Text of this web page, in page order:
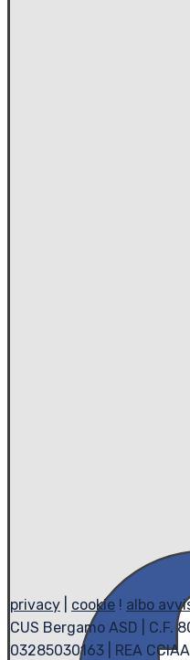
privacy cookie ! albo
CUS Bergamo ASD | C.F.
03285030163 | REA